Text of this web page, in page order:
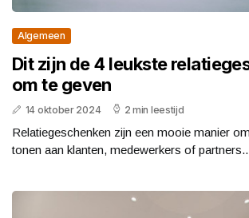
Algemeen
Dit zijn de 4 leukste
om te geven
14 oktober 2024 2 min leestijd
Relatiegeschenken zijn een mooie manier
tonen aan klanten, medewerkers of